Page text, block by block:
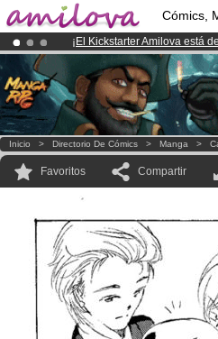
Cómics,
¡ El Kickstarter Amilova está
¡Conviertete en Premium por
¡Ya tenemos 100000
Inicio > Directorio De Cómics > Manga >
Favoritos Compartir